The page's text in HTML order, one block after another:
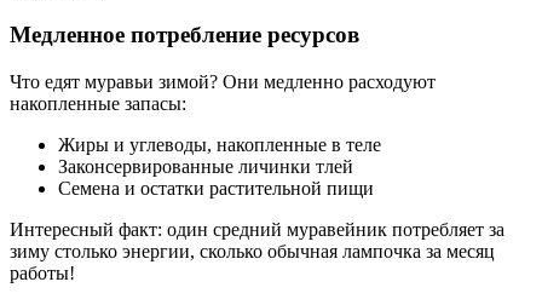
Медленное потребление ресурсов
Что едят муравьи зимой? Они медленно расходуют
накопленные запасы:
Жиры и углеводы, накопленные в теле
Законсервированные личинки тлей
Семена и остатки растительной пищи
Интересный факт: один средний муравейник потребляет за
зиму столько энергии, сколько обычная лампочка за месяц
работы!